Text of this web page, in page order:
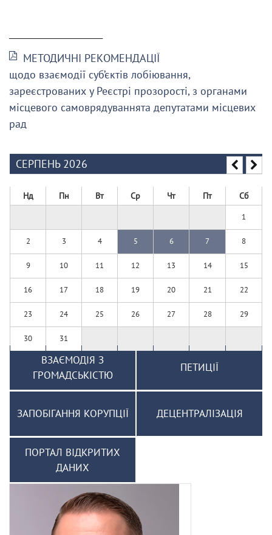
МЕТОДИЧНІ РЕКОМЕНДАЦІЇ
щодо взаємодії суб’єктів лобіювання,
зареєстрованих у Реєстрі прозорості, з органами
місцевого самоврядуваннята депутатами місцевих
рад
СЕРПЕНЬ 2026
Нд Пн Вт Ср Чт Пт Сб
1
2 3 4 5 6 7 8
9 10 11 12 13 14 15
16 17 18 19 20 21 22
23 24 25 26 27 28 29
30 31
ВЗАЄМОДІЯ З
ГРОМАДСЬКІСТЮ
ПЕТИЦІЇ
ЗАПОБІГАННЯ КОРУПЦІЇ ДЕЦЕНТРАЛІЗАЦІЯ
ПОРТАЛ ВІДКРИТИХ
ДАНИХ